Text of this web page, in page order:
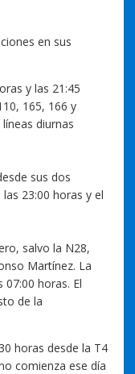
en sus
y las 21:45
165, 166 y
diurnas
sus dos
23:00 horas y el
salvo la N28,
Martínez. La
horas. El
de la
horas desde la T4
comienza ese día